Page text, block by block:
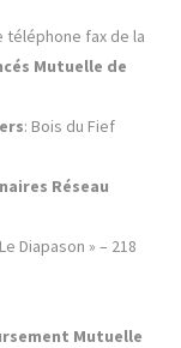
téléphone fax de la
Mutuelle de
: Bois du Fief
Réseau
Diapason » – 218
Mutuelle